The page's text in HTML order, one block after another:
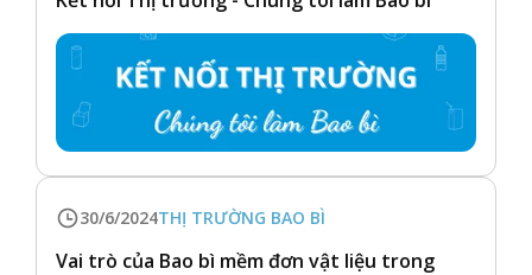
30/6/2024THỊ TRƯỜNG BAO BÌ
Vai trò của Bao bì mềm đơn vật liệu trong